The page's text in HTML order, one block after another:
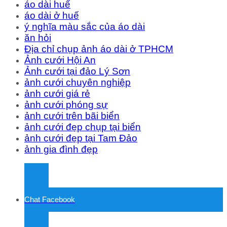
áo dài huế
áo dài ở huế
ý nghĩa màu sắc của áo dài
ăn hỏi
Địa chỉ chụp ảnh áo dài ở TPHCM
Ảnh cưới Hội An
Ảnh cưới tại đảo Lý Sơn
ảnh cưới chuyên nghiệp
ảnh cưới giá rẻ
ảnh cưới phóng sự
ảnh cưới trên bãi biển
ảnh cưới đẹp chụp tại biển
ảnh cưới đẹp tại Tam Đảo
ảnh gia đình đẹp
Chat Facebook